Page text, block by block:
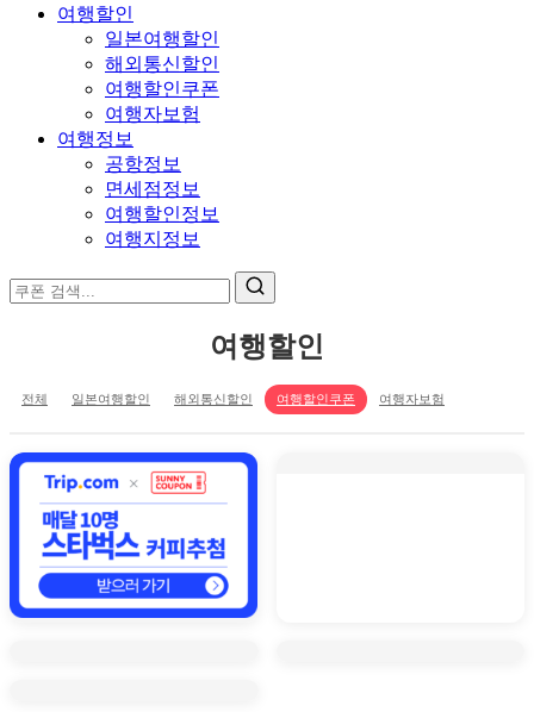
여행할인
일본여행할인
해외통신할인
여행할인쿠폰
여행자보험
여행정보
공항정보
면세점정보
여행할인정보
여행지정보
여행할인
전체 일본여행할인 해외통신할인 여행할인쿠폰 여행자보험